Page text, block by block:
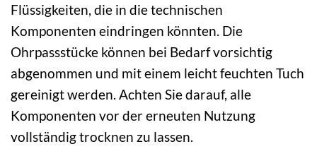
Flüssigkeiten, die in die technischen
Komponenten eindringen könnten. Die
Ohrpassstücke können bei Bedarf vorsichtig
abgenommen und mit einem leicht feuchten Tuch
gereinigt werden. Achten Sie darauf, alle
Komponenten vor der erneuten Nutzung
vollständig trocknen zu lassen.